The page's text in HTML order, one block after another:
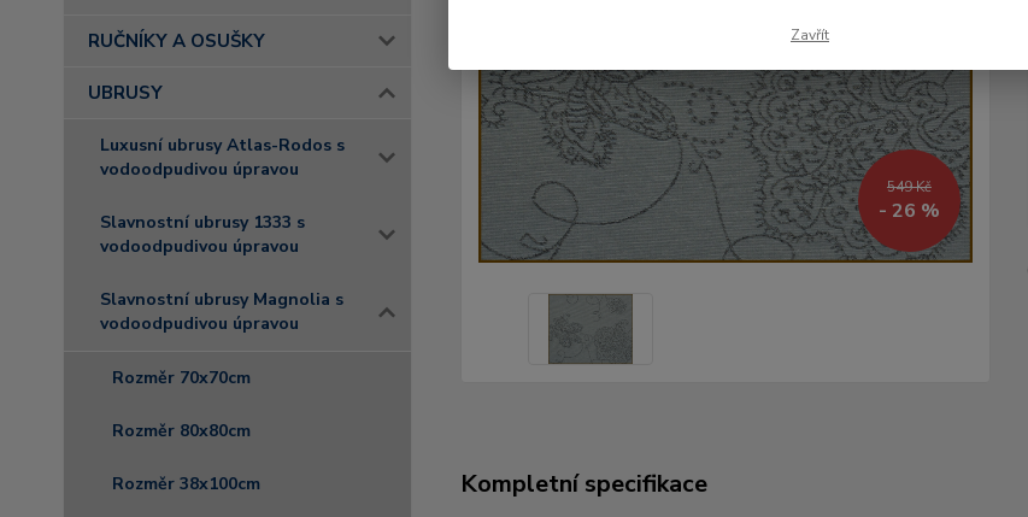
RUČNÍKY A OSUŠKY
UBRUSY
Luxusní ubrusy Atlas-Rodos s
vodoodpudivou úpravou
Slavnostní ubrusy 1333 s
vodoodpudivou úpravou
Slavnostní ubrusy Magnolia s
vodoodpudivou úpravou
Rozměr 70x70cm
Rozměr 80x80cm
Rozměr 38x100cm
549 Kč
- 26 %
Kompletní specifikace
Zavřít